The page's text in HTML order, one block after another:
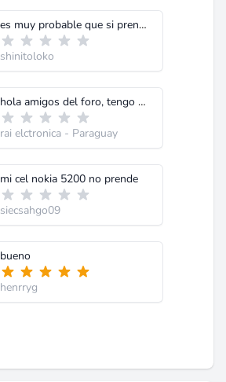
es muy probable que si prendes el celular y solo se vea la pantalla en blanco, podria ser que el flexible este dañado o desconectado. ya que el flexible le manda señal a la pantalla.
shinitoloko
hola amigos del foro, tengo un problema con un 5220 xpressmusic.sale CONTAC SERVICE, me gustaria saber la solucion. desde ya muchas gracias...
rai elctronica - Paraguay
mi cel nokia 5200 no prende
siecsahgo09
bueno
henrryg